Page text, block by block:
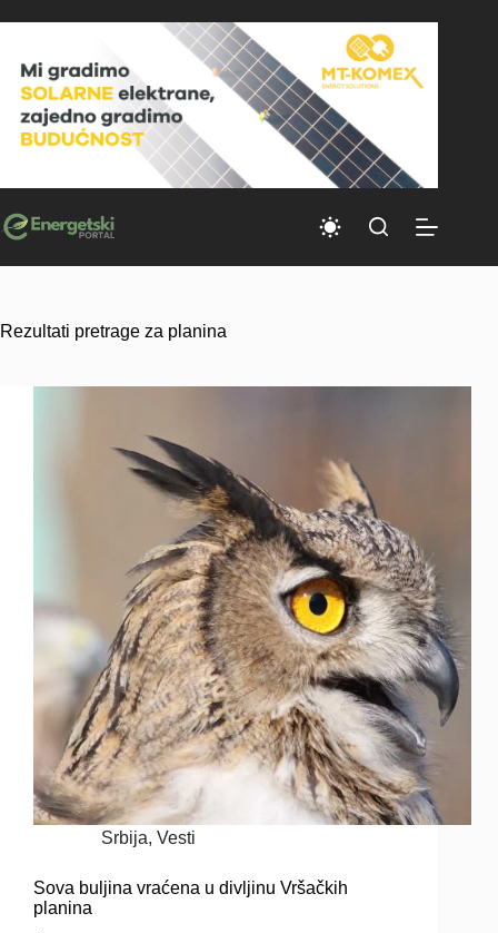
to
Rezultati pretrage za planina
Srbija, Vesti
Sova buljina vraćena u divljinu Vršačkih
planina